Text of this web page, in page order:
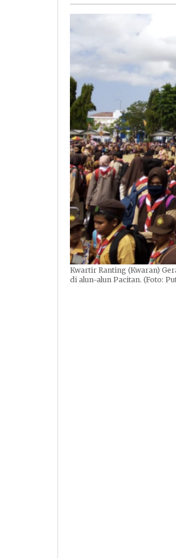
Kwartir Ranting (Kwaran)
di alun-alun Pacitan. (Foto: